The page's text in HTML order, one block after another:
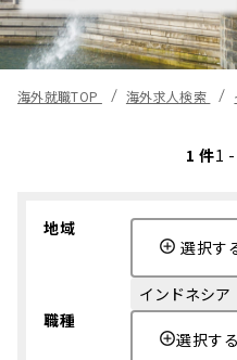
海外就職TOP 海外求人検索
1 件1
地域
選択す
インドネシア
職種
選択する